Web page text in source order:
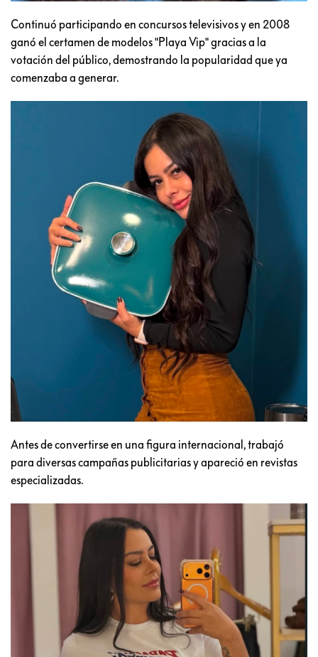
Continuó participando en concursos televisivos y en 2008
ganó el certamen de modelos "Playa Vip" gracias a la
votación del público, demostrando la popularidad que ya
comenzaba a generar.
Antes de convertirse en una figura internacional, trabajó
para diversas campañas publicitarias y apareció en revistas
especializadas.